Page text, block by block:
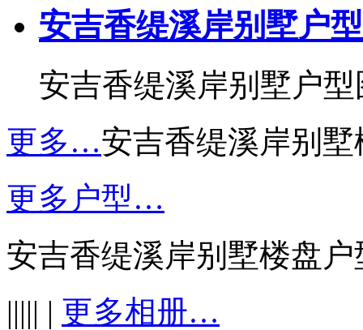
安吉香缇溪岸别墅户
安吉香缇溪岸别墅户
更多…安吉香缇溪岸别
更多户型…
安吉香缇溪岸别墅楼盘户
||||| | 更多相册…